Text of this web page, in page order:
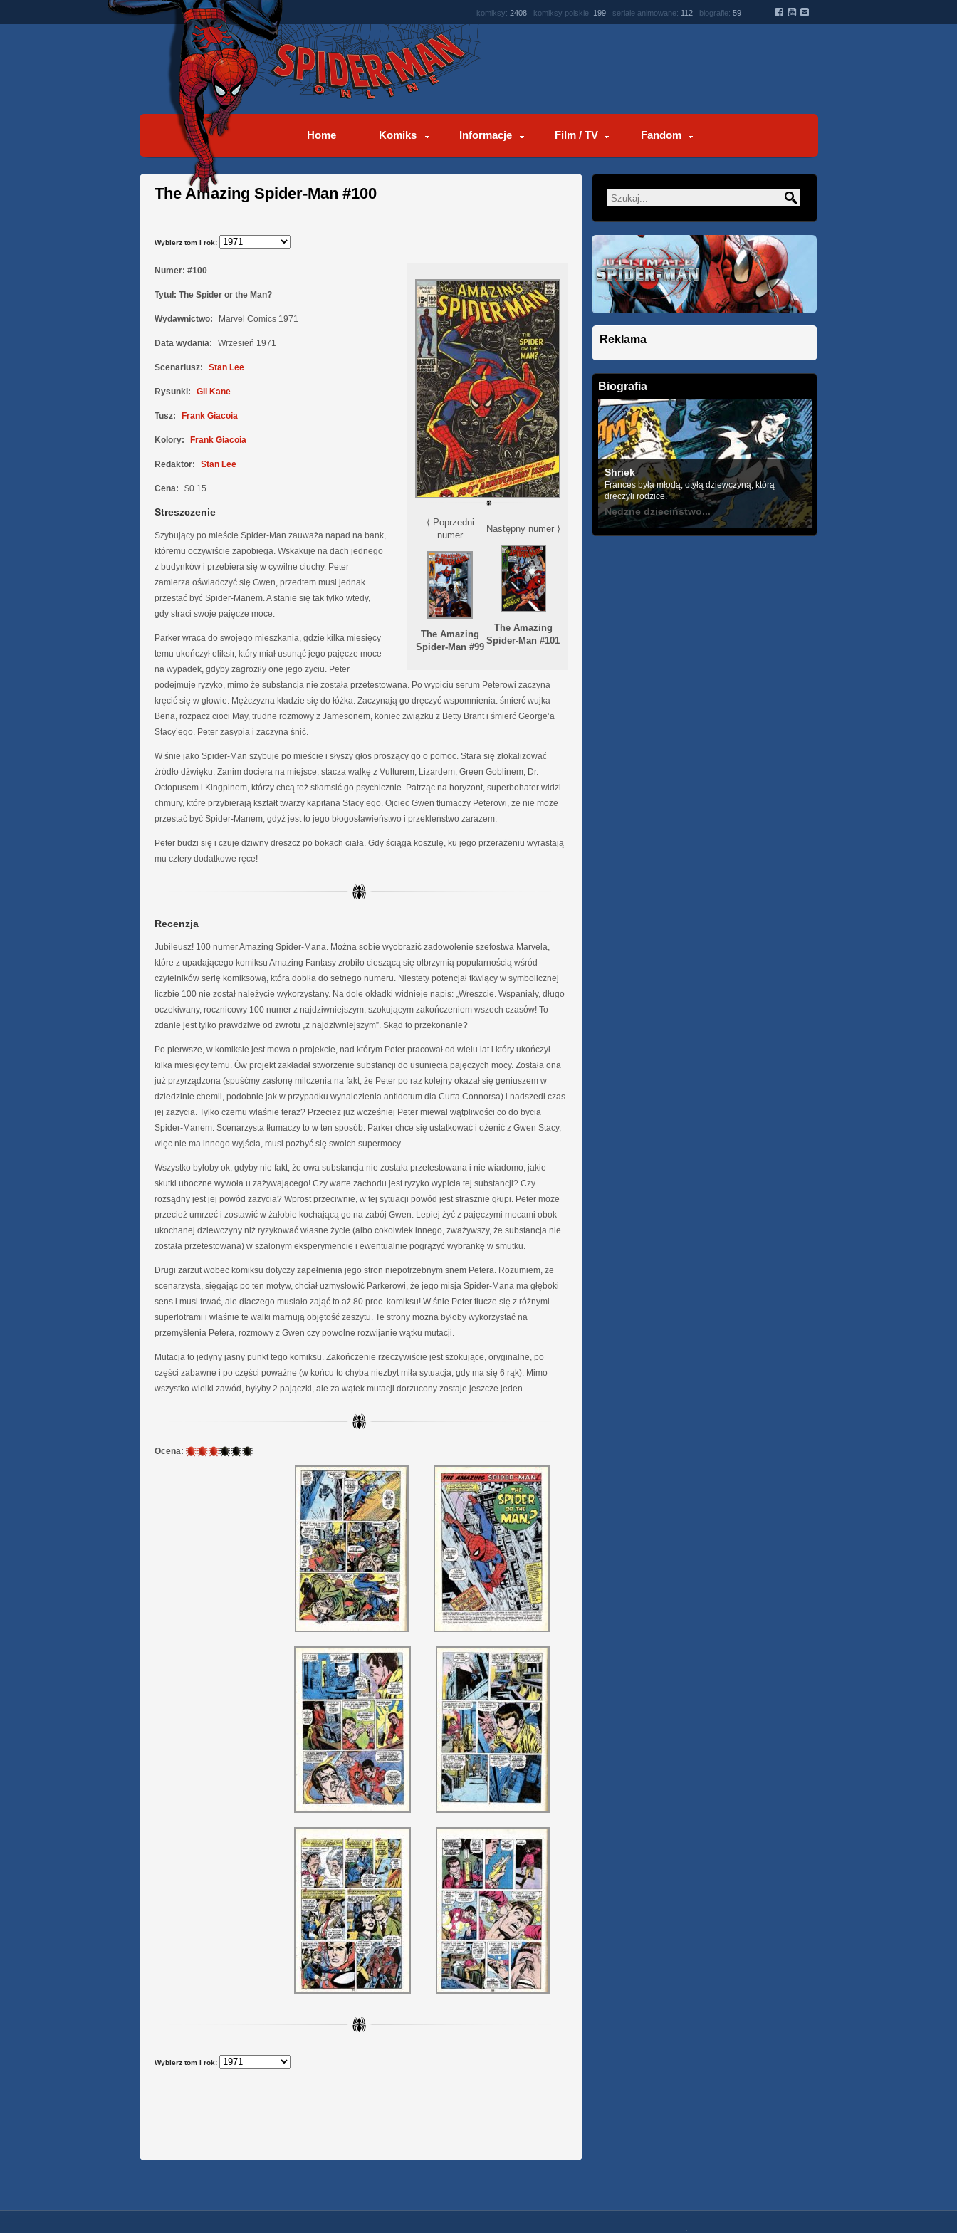
komiksy: 2408 komiksy polskie: 199 seriale animowane: 112 biografie: 59
Home Komiks Informacje Film / TV Fandom
The Amazing Spider-Man #100
Wybierz tom i rok:
⟨ Poprzedni
numer
The Amazing
Spider-Man #99
Następny numer ⟩
The Amazing
Spider-Man #101
Numer: #100
Tytuł: The Spider or the Man?
Wydawnictwo: Marvel Comics 1971
Data wydania: Wrzesień 1971
Scenariusz: Stan Lee
Rysunki: Gil Kane
Tusz: Frank Giacoia
Kolory: Frank Giacoia
Redaktor: Stan Lee
Cena: $0.15
Streszczenie
Szybujący po mieście Spider-Man zauważa napad na bank,
któremu oczywiście zapobiega. Wskakuje na dach jednego
z budynków i przebiera się w cywilne ciuchy. Peter
zamierza oświadczyć się Gwen, przedtem musi jednak
przestać być Spider-Manem. A stanie się tak tylko wtedy,
gdy straci swoje pajęcze moce.
Parker wraca do swojego mieszkania, gdzie kilka miesięcy
temu ukończył eliksir, który miał usunąć jego pajęcze moce
na wypadek, gdyby zagroziły one jego życiu. Peter
podejmuje ryzyko, mimo że substancja nie została przetestowana. Po wypiciu serum Peterowi zaczyna
kręcić się w głowie. Mężczyzna kładzie się do łóżka. Zaczynają go dręczyć wspomnienia: śmierć wujka
Bena, rozpacz cioci May, trudne rozmowy z Jamesonem, koniec związku z Betty Brant i śmierć George’a
Stacy’ego. Peter zasypia i zaczyna śnić.
W śnie jako Spider-Man szybuje po mieście i słyszy głos proszący go o pomoc. Stara się zlokalizować
źródło dźwięku. Zanim dociera na miejsce, stacza walkę z Vulturem, Lizardem, Green Goblinem, Dr.
Octopusem i Kingpinem, którzy chcą też stłamsić go psychicznie. Patrząc na horyzont, superbohater widzi
chmury, które przybierają kształt twarzy kapitana Stacy’ego. Ojciec Gwen tłumaczy Peterowi, że nie może
przestać być Spider-Manem, gdyż jest to jego błogosławieństwo i przekleństwo zarazem.
Peter budzi się i czuje dziwny dreszcz po bokach ciała. Gdy ściąga koszulę, ku jego przerażeniu wyrastają
mu cztery dodatkowe ręce!
Recenzja
Jubileusz! 100 numer Amazing Spider-Mana. Można sobie wyobrazić zadowolenie szefostwa Marvela,
które z upadającego komiksu Amazing Fantasy zrobiło cieszącą się olbrzymią popularnością wśród
czytelników serię komiksową, która dobiła do setnego numeru. Niestety potencjał tkwiący w symbolicznej
liczbie 100 nie został należycie wykorzystany. Na dole okładki widnieje napis: „Wreszcie. Wspaniały, długo
oczekiwany, rocznicowy 100 numer z najdziwniejszym, szokującym zakończeniem wszech czasów! To
zdanie jest tylko prawdziwe od zwrotu „z najdziwniejszym”. Skąd to przekonanie?
Po pierwsze, w komiksie jest mowa o projekcie, nad którym Peter pracował od wielu lat i który ukończył
kilka miesięcy temu. Ów projekt zakładał stworzenie substancji do usunięcia pajęczych mocy. Została ona
już przyrządzona (spuśćmy zasłonę milczenia na fakt, że Peter po raz kolejny okazał się geniuszem w
dziedzinie chemii, podobnie jak w przypadku wynalezienia antidotum dla Curta Connorsa) i nadszedł czas
jej zażycia. Tylko czemu właśnie teraz? Przecież już wcześniej Peter miewał wątpliwości co do bycia
Spider-Manem. Scenarzysta tłumaczy to w ten sposób: Parker chce się ustatkować i ożenić z Gwen Stacy,
więc nie ma innego wyjścia, musi pozbyć się swoich supermocy.
Wszystko byłoby ok, gdyby nie fakt, że owa substancja nie została przetestowana i nie wiadomo, jakie
skutki uboczne wywoła u zażywającego! Czy warte zachodu jest ryzyko wypicia tej substancji? Czy
rozsądny jest jej powód zażycia? Wprost przeciwnie, w tej sytuacji powód jest strasznie głupi. Peter może
przecież umrzeć i zostawić w żałobie kochającą go na zabój Gwen. Lepiej żyć z pajęczymi mocami obok
ukochanej dziewczyny niż ryzykować własne życie (albo cokolwiek innego, zważywszy, że substancja nie
została przetestowana) w szalonym eksperymencie i ewentualnie pogrążyć wybrankę w smutku.
Drugi zarzut wobec komiksu dotyczy zapełnienia jego stron niepotrzebnym snem Petera. Rozumiem, że
scenarzysta, sięgając po ten motyw, chciał uzmysłowić Parkerowi, że jego misja Spider-Mana ma głęboki
sens i musi trwać, ale dlaczego musiało zająć to aż 80 proc. komiksu! W śnie Peter tłucze się z różnymi
superłotrami i właśnie te walki marnują objętość zeszytu. Te strony można byłoby wykorzystać na
przemyślenia Petera, rozmowy z Gwen czy powolne rozwijanie wątku mutacji.
Mutacja to jedyny jasny punkt tego komiksu. Zakończenie rzeczywiście jest szokujące, oryginalne, po
części zabawne i po części poważne (w końcu to chyba niezbyt miła sytuacja, gdy ma się 6 rąk). Mimo
wszystko wielki zawód, byłyby 2 pajączki, ale za wątek mutacji dorzucony zostaje jeszcze jeden.
Ocena: 3
Wybierz tom i rok:
Reklama
Biografia
Shriek
Frances była młodą, otyłą dziewczyną, którą
dręczyli rodzice.
Nędzne dzieciństwo...